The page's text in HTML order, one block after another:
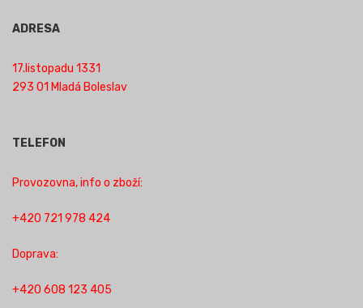
ADRESA
17.listopadu 1331
293 01 Mladá Boleslav
TELEFON
Provozovna, info o zboží:
+420 721 978 424
Doprava:
+420 608 123 405